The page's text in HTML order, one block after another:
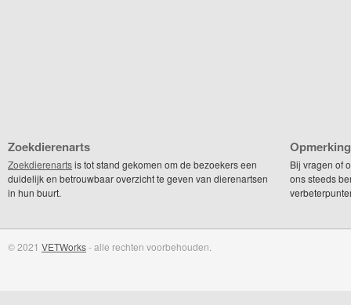
Zoekdierenarts
Zoekdierenartsis tot stand gekomen om de bezoekers een
duidelijk en betrouwbaar overzicht te geven van dierenartsen
in hun buurt.
Bij vragen of
ons steeds
© 2021 VETWorks- alle rechten voorbehouden.